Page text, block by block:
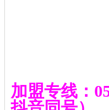
加盟专线：